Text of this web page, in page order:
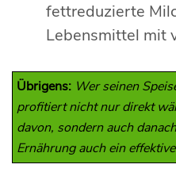
fettreduzierte
Lebensmittel mit
Übrigens: Wer seinen
profitiert nicht nur direkt
davon, sondern auch
Ernährung auch ein